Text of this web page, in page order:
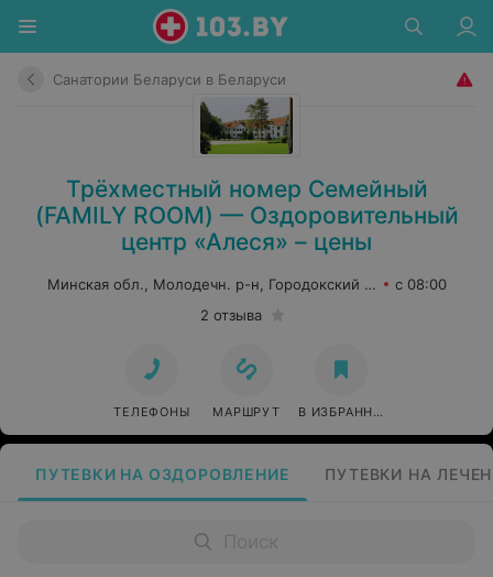
Санатории Беларуси в Беларуси
Трёхместный номер Семейный
(FAMILY ROOM) — Оздоровительный
центр «Алеся» – цены
Минская обл., Молодечн. р-н, Городокский сельсовет, 4
с 08:00
2 отзыва
ТЕЛЕФОНЫ МАРШРУТ В ИЗБРАННОЕ
ПУТЕВКИ НА ОЗДОРОВЛЕНИЕ ПУТЕВКИ НА